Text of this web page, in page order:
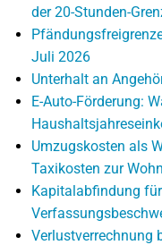
der 20-Stunden-
Juli 2026
Unterhalt an
E-Auto-Förderung:
Umzugskosten als
Taxikosten zur
Kapitalabfindung
Verlustverrechnung